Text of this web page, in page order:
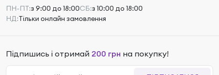
ПН-ПТ:з 9:00 до 18:00СБ:з 10:00 до 18:00
НД:Тільки онлайн замовлення
Підпишись і отримай 200 грн на покупку!